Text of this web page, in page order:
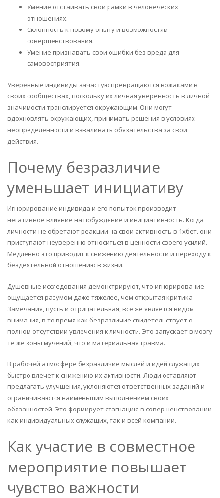
Умение отстаивать свои рамки в человеческих
отношениях.
Склонность к новому опыту и возможностям
совершенствования.
Умение признавать свои ошибки без вреда для
самовосприятия.
Уверенные индивиды зачастую превращаются вожаками в
своих сообществах, поскольку их личная уверенность в личной
значимости транслируется окружающим. Они могут
вдохновлять окружающих, принимать решения в условиях
неопределенности и взваливать обязательства за свои
действия.
Почему безразличие
уменьшает инициативу
Игнорирование индивида и его попыток производит
негативное влияние на побуждение и инициативность. Когда
личности не обретают реакции на свои активность в 1хбет, они
приступают неуверенно относиться в ценности своего усилий.
Медленно это приводит к снижению деятельности и переходу к
бездеятельной отношению в жизни.
Душевные исследования демонстрируют, что игнорирование
ощущается разумом даже тяжелее, чем открытая критика.
Замечания, пусть и отрицательная, все же является видом
внимания, в то время как безразличие свидетельствует о
полном отсутствии увлечения к личности. Это запускает в мозгу
те же зоны мучений, что и материальная травма.
В рабочей атмосфере безразличие мыслей и идей служащих
быстро влечет к снижению их активности. Люди оставляют
предлагать улучшения, уклоняются ответственных заданий и
ограничиваются наименьшим выполнением своих
обязанностей. Это формирует стагнацию в совершенствовании
как индивидуальных служащих, так и всей компании.
Как участие в совместное
мероприятие повышает
чувство важности